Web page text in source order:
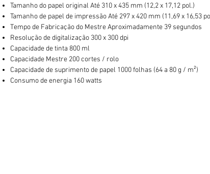
Tamanho do papel original Até 310 x 435 mm (12,2 x 17,12 pol.)
Tamanho de papel de impressão Até 297 x 420 mm (11,69 x 16,53
Tempo de Fabricação do Mestre Aproximadamente 39 segundos
Resolução de digitalização 300 x 300 dpi
Capacidade de tinta 800 ml
Capacidade Mestre 200 cortes / rolo
Capacidade de suprimento de papel 1000 folhas (64 a 80 g / m²)
Consumo de energia 160 watts